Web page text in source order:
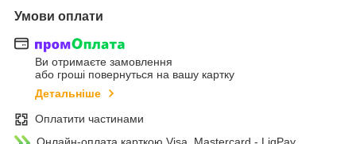
Умови оплати
Ви отримаєте замовлення
або гроші повернуться на вашу картку
Детальніше
Оплатити частинами